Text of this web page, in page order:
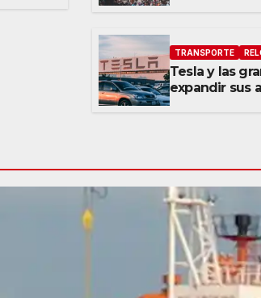
TRANSPORTE
Tesla y las
expandir sus